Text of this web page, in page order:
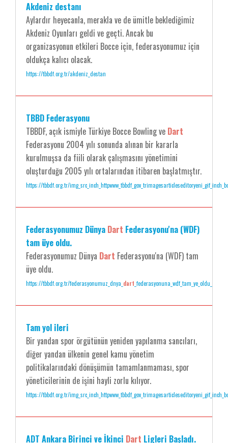
Akdeniz destanı
Aylardır heyecanla, merakla ve de ümitle beklediğimiz
Akdeniz Oyunları geldi ve geçti. Ancak bu
organizasyonun etkileri Bocce için, federasyonumuz için
oldukça kalıcı olacak.
https://tbbdf.org.tr/akdeniz_destan
TBBD Federasyonu
TBBDF, açık ismiyle Türkiye Bocce Bowling ve Dart
Federasyonu 2004 yılı sonunda alınan bir kararla
kurulmuşsa da fiili olarak çalışmasını yönetimini
oluşturduğu 2005 yılı ortalarından itibaren başlatmıştır.
https://tbbdf.org.tr/
Federasyonumuz Dünya Dart Federasyonu'na (WDF)
tam üye oldu.
Federasyonumuz Dünya Dart Federasyonu'na (WDF) tam
üye oldu.
https://tbbdf.org.tr/federasyonumuz_dnya_ dart _federasyonuna_wdf_tam_ye_oldu_
Tam yol ileri
Bir yandan spor örgütünün yeniden yapılanma sancıları,
diğer yandan ülkenin genel kamu yönetim
politikalarındaki dönüşümün tamamlanmaması, spor
yöneticilerinin de işini hayli zorlu kılıyor.
https://tbbdf.org.tr/
ADT Ankara Birinci ve İkinci Dart Ligleri Başladı.